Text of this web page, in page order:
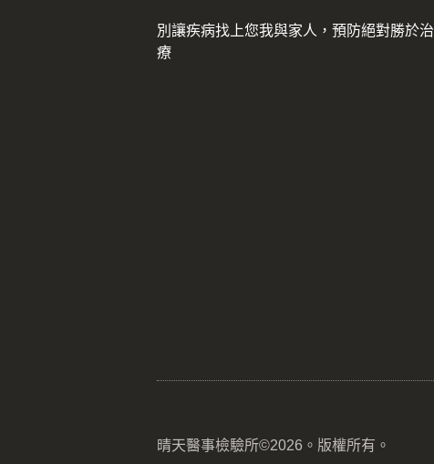
別讓疾病找上您我與家人，預防絕對勝於治
療
晴天醫事檢驗所©2026。版權所有。